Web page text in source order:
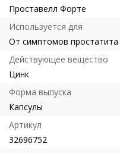
Проставелл Форте
Используется для
От симптомов простатита
Действующее вещество
Цинк
Форма выпуска
Капсулы
Артикул
32696752